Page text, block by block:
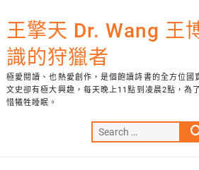
to
content
王擎天 Dr. Wang 王
識的狩獵者
極愛閱讀、也熱愛創作，是個飽讀詩書的全方位國
文史卻有極大興趣，每天晚上11點到凌晨2點，為
惜犧牲睡眠。
…